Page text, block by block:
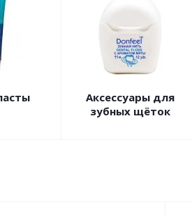
Аксессуары для
зубных щёток